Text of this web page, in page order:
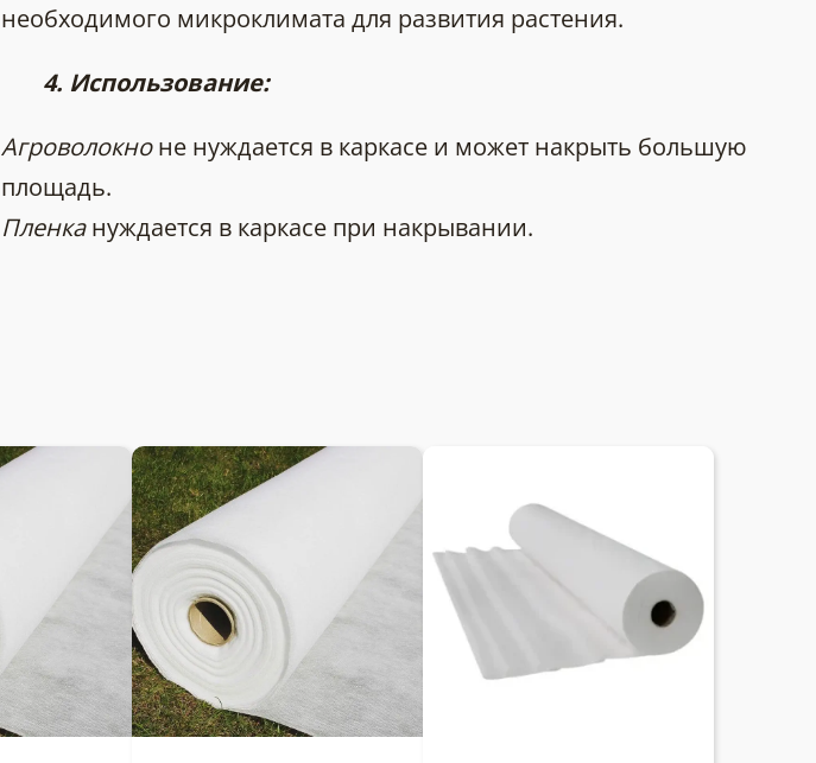
необходимого микроклимата для развития растения.
4. Использование:
Агроволокноне нуждается в каркасе и может накрыть большую
площадь.
Пленкануждается в каркасе при накрывании.